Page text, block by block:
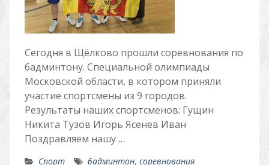
Сегодня в Щёлково прошли соревнования по
бадминтону. Специальной олимпиады
Московской области, в котором приняли
участие спортсмены из 9 городов.
Результаты наших спортсменов: Гущин
Никита Тузов Игорь Ясенев Иван
Поздравляем нашу…
Спорт бадминтон, соревнования